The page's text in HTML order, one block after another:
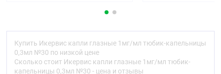
и для чего его применяют.
О чём следует знать перед применением
препарата Икервис®.
Купить Икервис капли глазные 1мг/мл тюбик-капельницы
0,3мл №30 по низкой цене
Сколько стоит Икервис капли глазные 1мг/мл тюбик-
капельницы 0,3мл №30 - цена и отзывы